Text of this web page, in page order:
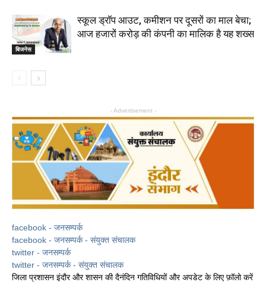
बिजनेस
स्‍कूल ड्रॉप आउट, कमीशन पर दूसरों का माल बेचा;
आज हजारों करोड़ की कंपनी का माल‍िक है यह शख्‍स
- Advertisement -
facebook - जनसम्पर्क
facebook - जनसम्पर्क - संयुक्त संचालक
twitter - जनसम्पर्क
twitter - जनसम्पर्क - संयुक्त संचालक
जिला प्रशासन इंदौर और शासन की दैनंदिन गतिविधियों और अपडेट के लिए फ़ॉलो करें